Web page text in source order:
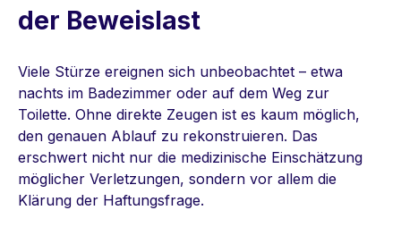
der Beweislast
Viele Stürze ereignen sich unbeobachtet – etwa
nachts im Badezimmer oder auf dem Weg zur
Toilette. Ohne direkte Zeugen ist es kaum möglich,
den genauen Ablauf zu rekonstruieren. Das
erschwert nicht nur die medizinische Einschätzung
möglicher Verletzungen, sondern vor allem die
Klärung der Haftungsfrage.